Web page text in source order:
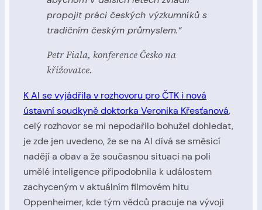
propojit práci českých výzkumníků s
tradičním českým průmyslem.“
Petr Fiala, konference Česko na
křižovatce.
K AI se vyjádřila v rozhovoru pro ČTK i nová
ústavní soudkyně doktorka Veronika Křesťanová,
celý rozhovor se mi nepodařilo bohužel dohledat,
je zde jen uvedeno, že se na AI dívá se směsicí
nadějí a obav a že současnou situaci na poli
umělé inteligence připodobnila k událostem
zachyceným v aktuálním filmovém hitu
Oppenheimer, kde tým vědců pracuje na vývoji